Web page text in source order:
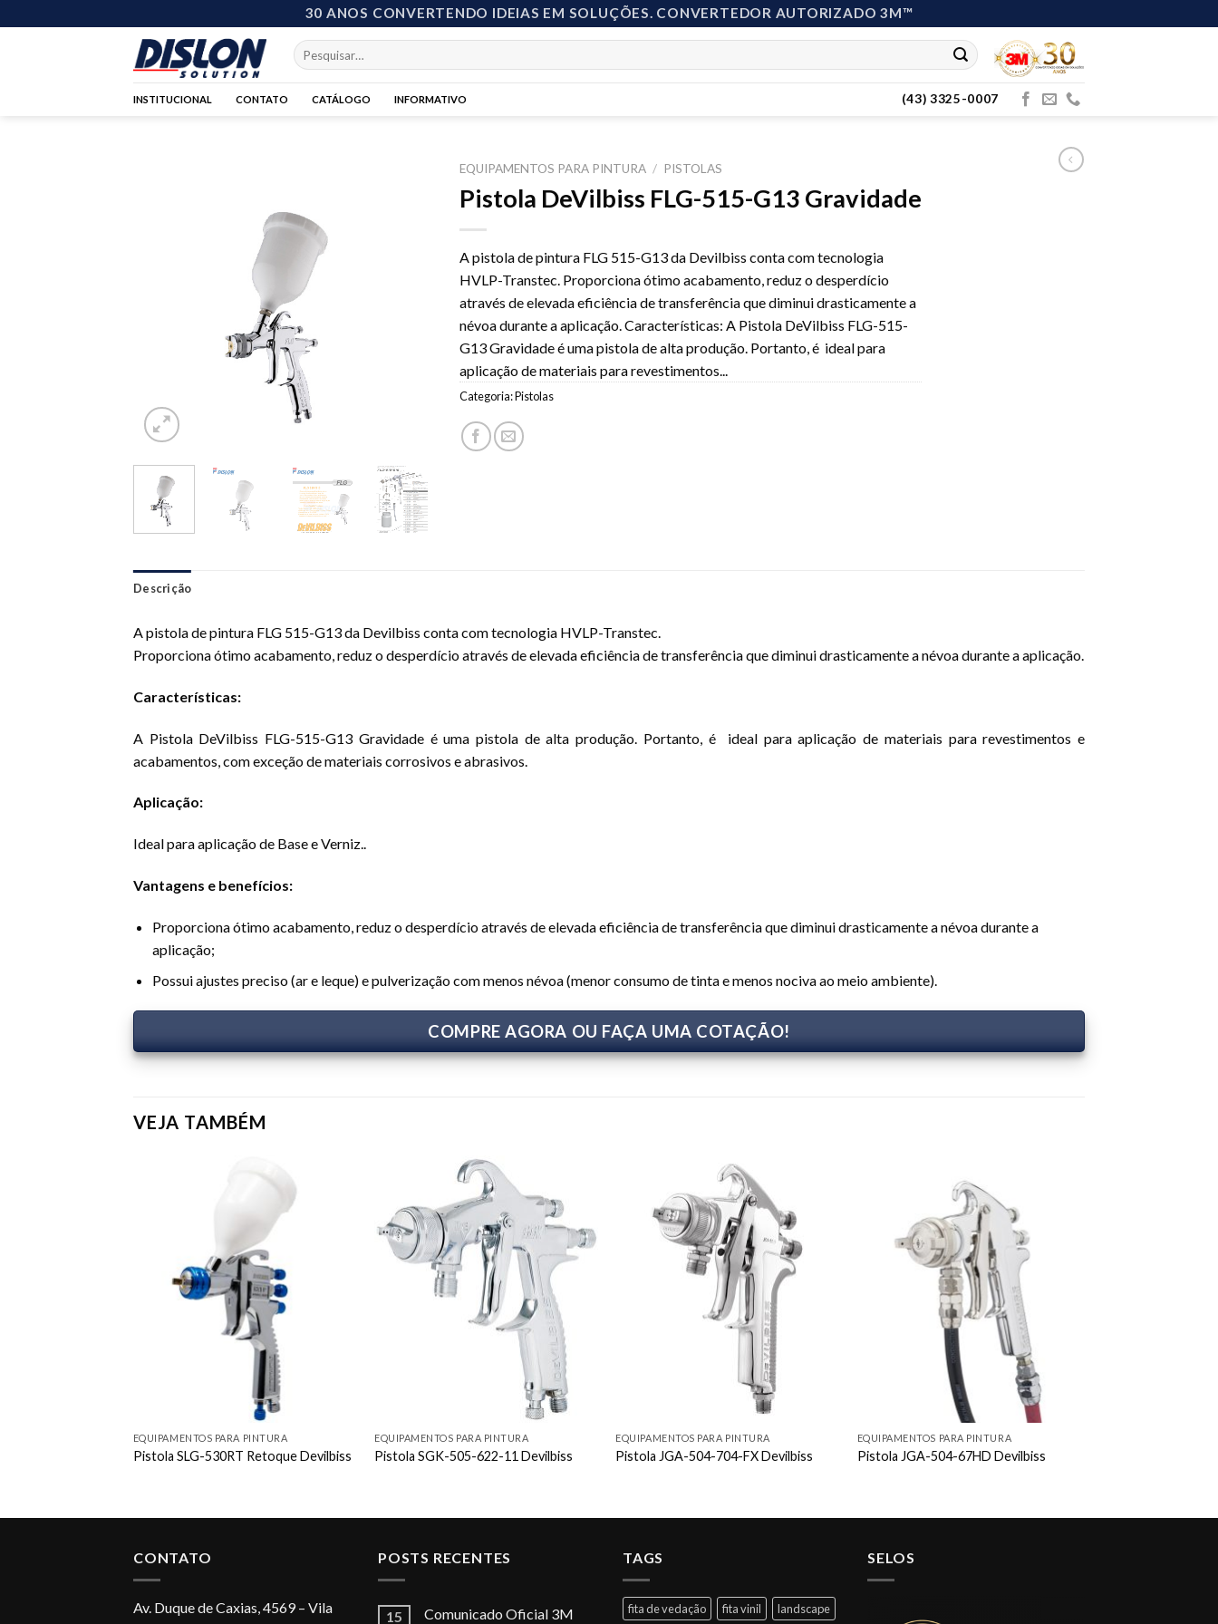
to
30 ANOS CONVERTENDO IDEIAS EM SOLUÇÕES. CONVERTEDOR AUTORIZADO 3M™
Pesquisar
por:
INSTITUCIONAL CONTATO CATÁLOGO INFORMATIVO (43) 3325-0007
EQUIPAMENTOS PARA PINTURA / PISTOLAS
Pistola DeVilbiss FLG-515-G13 Gravidade
A pistola de pintura FLG 515-G13 da Devilbiss conta com tecnologia
HVLP-Transtec. Proporciona ótimo acabamento, reduz o desperdício
através de elevada eficiência de transferência que diminui drasticamente a
névoa durante a aplicação. Características: A Pistola DeVilbiss FLG-515-
G13 Gravidade é uma pistola de alta produção. Portanto, é ideal para
aplicação de materiais para revestimentos
Categoria:Pistolas
Descrição
A pistola de pintura FLG 515-G13 da Devilbiss conta com tecnologia HVLP-Transtec.
Proporciona ótimo acabamento, reduz o desperdício através de elevada eficiência de transferência que diminui drasticamente a névoa durante a aplicação.
Características:
A Pistola DeVilbiss FLG-515-G13 Gravidade é uma pistola de alta produção. Portanto, é ideal para aplicação de materiais para revestimentos e
acabamentos, com exceção de materiais corrosivos e abrasivos.
Aplicação:
Ideal para aplicação de Base e Verniz..
Vantagens e benefícios:
Proporciona ótimo acabamento, reduz o desperdício através de elevada eficiência de transferência que diminui drasticamente a névoa durante a
aplicação;
Possui ajustes preciso (ar e leque) e pulverização com menos névoa (menor consumo de tinta e menos nociva ao meio ambiente).
COMPRE AGORA OU FAÇA UMA COTAÇÃO!
VEJA TAMBÉM
EQUIPAMENTOS PARA PINTURA
Pistola SLG-530RT Retoque Devilbiss
Add to
wishlist
EQUIPAMENTOS PARA PINTURA
Pistola SGK-505-622-11 Devilbiss
Add to
wishlist
EQUIPAMENTOS PARA PINTURA
Pistola JGA-504-704-FX Devilbiss
EQUIPAMENTOS PARA PINTURA
Pistola JGA-504-67HD Devilbiss
CONTATO
Av. Duque de Caxias, 4569 – Vila
POSTS RECENTES
15
Comunicado Oficial 3M
TAGS
fita de vedação fita vinil landscape
SELOS